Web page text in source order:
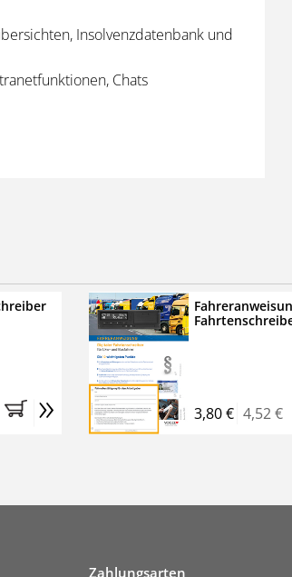
Insolvenzdatenbank und
Chats
im Kennenlern-Abo für zwei
Versandkosten).Nach 2 Monaten
endet automatisch, es
» 3,80 € 4,52 €
Zahlungsarten